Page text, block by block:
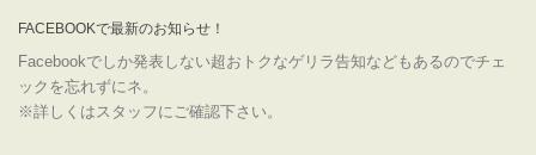
FACEBOOKで最新のお知らせ！
Facebookでしか発表しない超おトクなゲリラ告知などもあるのでチェ
ックを忘れずにネ。
※詳しくはスタッフにご確認下さい。